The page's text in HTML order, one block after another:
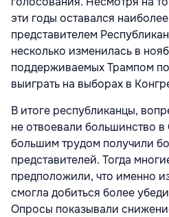
эти годы оставался
представителем
несколько изменилась в
поддерживаемых Трампом
выиграть на выборах в
В итоге республиканцы,
не отвоевали большинство
большим трудом получили
представителей. Тогда
предположили, что именно
смогла добиться более
Опросы показывали